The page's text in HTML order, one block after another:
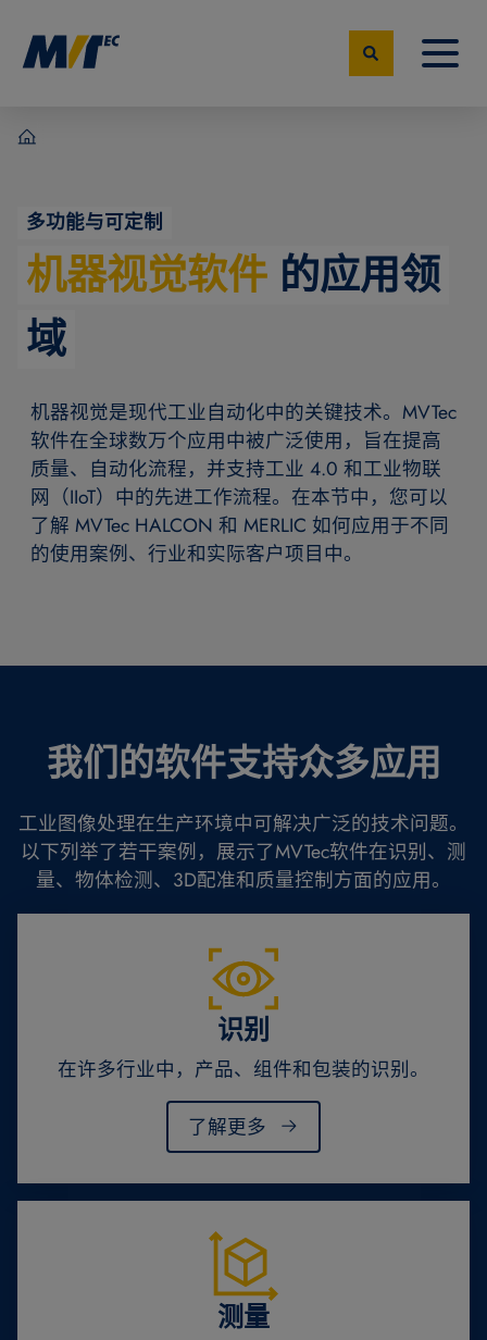
多功能与可定制
机器视觉软件 的应用领
域
机器视觉是现代工业自动化中的关键技术。MVTec
软件在全球数万个应用中被广泛使用，旨在提高
质量、自动化流程，并支持工业 4.0 和工业物联
网（IIoT）中的先进工作流程。在本节中，您可以
了解 MVTec HALCON 和 MERLIC 如何应用于不同
的使用案例、行业和实际客户项目中。
我们的软件支持众多应用
工业图像处理在生产环境中可解决广泛的技术问题。
以下列举了若干案例，展示了MVTec软件在识别、测
量、物体检测、3D配准和质量控制方面的应用。
识别
在许多行业中，产品、组件和包装的识别。
了解更多
测量